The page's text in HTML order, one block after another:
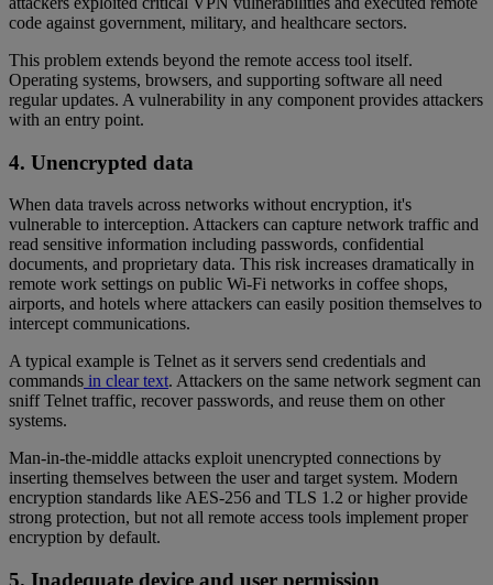
code against government, military, and healthcare sectors.
This problem extends beyond the remote access tool itself.
Operating systems, browsers, and supporting software all need
regular updates. A vulnerability in any component provides attackers
with an entry point.
4. Unencrypted data
When data travels across networks without encryption, it's
vulnerable to interception. Attackers can capture network traffic and
read sensitive information including passwords, confidential
documents, and proprietary data. This risk increases dramatically in
remote work settings on public Wi-Fi networks in coffee shops,
airports, and hotels where attackers can easily position themselves to
intercept communications.
A typical example is Telnet as it servers send credentials and
commands in clear text. Attackers on the same network segment can
sniff Telnet traffic, recover passwords, and reuse them on other
systems.
Man-in-the-middle attacks exploit unencrypted connections by
inserting themselves between the user and target system. Modern
encryption standards like AES-256 and TLS 1.2 or higher provide
strong protection, but not all remote access tools implement proper
encryption by default.
5. Inadequate device and user permission